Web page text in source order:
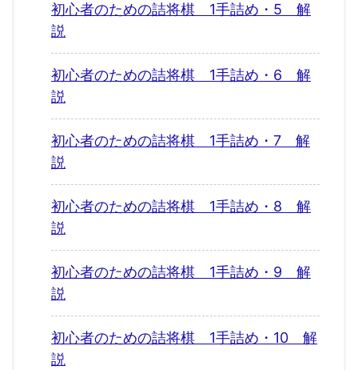
初心者のための詰将棋 1手詰め・5 解
説
初心者のための詰将棋 1手詰め・6 解
説
初心者のための詰将棋 1手詰め・7 解
説
初心者のための詰将棋 1手詰め・8 解
説
初心者のための詰将棋 1手詰め・9 解
説
初心者のための詰将棋 1手詰め・10 解
説